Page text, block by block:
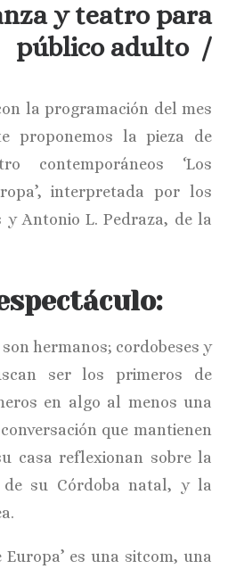
y teatro para
público adulto /
la programación del mes
proponemos la pieza de
contemporáneos ‘Los
interpretada por los
y Antonio L. Pedraza, de la
hermanos; cordobeses y
ser los primeros de
en algo al menos una
que mantienen
casa reflexionan sobre la
su Córdoba natal, y la
Europa’ es una sitcom, una